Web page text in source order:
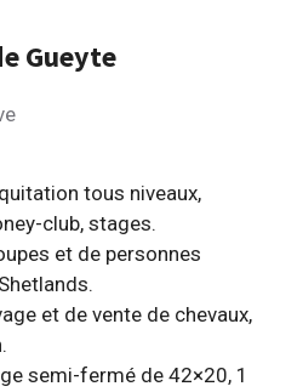
Gueyte
tous niveaux,
club, stages.
et de personnes
et de vente de chevaux,
semi-fermé de 42×20, 1